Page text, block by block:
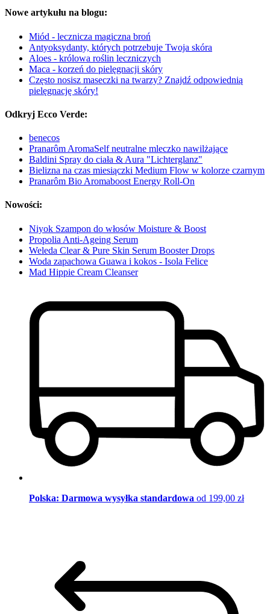
Nowe artykułu na blogu:
Miód - lecznicza magiczna broń
Antyoksydanty, których potrzebuje Twoja skóra
Aloes - królowa roślin leczniczych
Maca - korzeń do pielęgnacji skóry
Często nosisz maseczki na twarzy? Znajdź odpowiednią
pielęgnację skóry!
Odkryj Ecco Verde:
benecos
Pranarôm AromaSelf neutralne mleczko nawilżające
Baldini Spray do ciała & Aura "Lichterglanz"
Bielizna na czas miesiączki Medium Flow w kolorze czarnym
Pranarôm Bio Aromaboost Energy Roll-On
Nowości:
Niyok Szampon do włosów Moisture & Boost
Propolia Anti-Ageing Serum
Weleda Clear & Pure Skin Serum Booster Drops
Woda zapachowa Guawa i kokos - Isola Felice
Mad Hippie Cream Cleanser
Polska: Darmowa wysyłka standardowa od 199,00 zł